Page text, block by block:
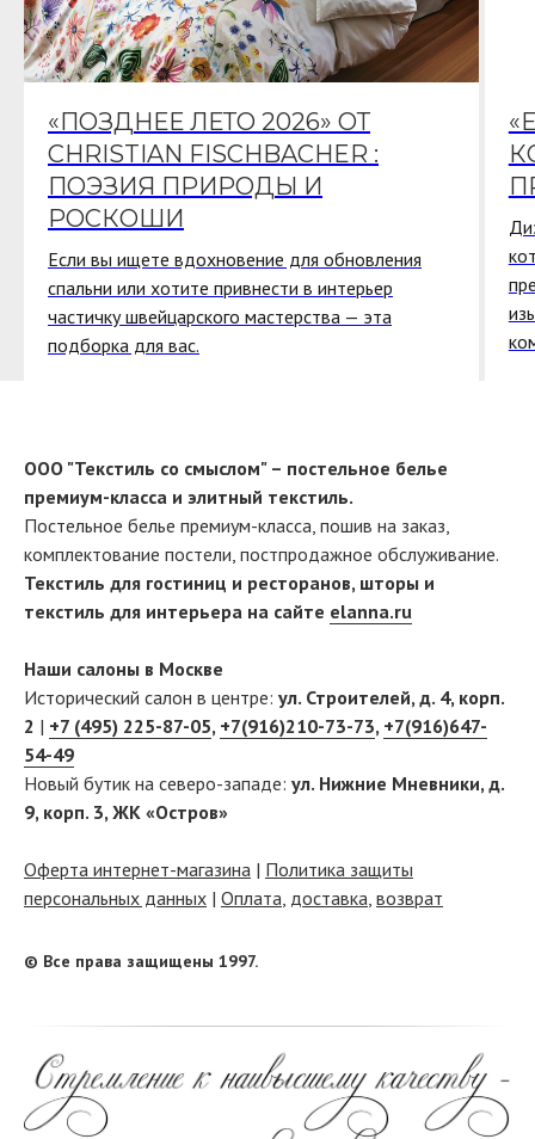
«ПОЗДНЕЕ ЛЕТО 2026» ОТ
CHRISTIAN FISCHBACHER :
ПОЭЗИЯ ПРИРОДЫ И
РОСКОШИ
Если вы ищете вдохновение для обновления
спальни или хотите привнести в интерьер
частичку швейцарского мастерства — эта
подборка для вас.
ООО "Текстиль со смыслом" – постельное белье
премиум-класса и элитный текстиль.
Постельное белье премиум-класса, пошив на заказ,
комплектование постели, постпродажное обслуживание.
Текстиль для гостиниц и ресторанов, шторы и
текстиль для интерьера на сайте elanna.ru
Наши салоны в Москве
Исторический салон в центре: ул. Строителей, д. 4, корп.
2 | +7 (495) 225-87-05, +7(916)210-73-73, +7(916)647-
54-49
Новый бутик на северо-западе: ул. Нижние Мневники, д.
9, корп. 3, ЖК «Остров»
Оферта интернет-магазина | Политика защиты
персональных данных | Оплата доставка возврат
© Все права защищены 1997.